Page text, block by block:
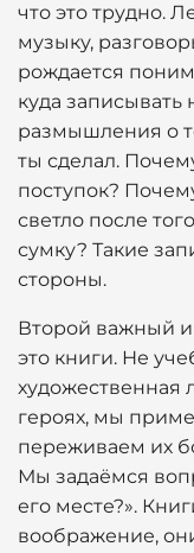
что это трудно.
музыку,
рождается
куда записывать
размышления о
ты сделал.
поступок?
светло после
сумку? Такие
стороны.
Второй важный
это книги. Не
художественная
героях, мы
переживаем их
Мы задаёмся
его месте?».
воображение,